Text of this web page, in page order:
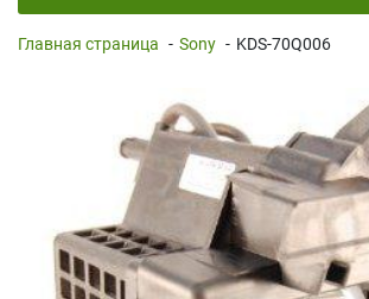
Главная страница - Sony - KDS-70Q006